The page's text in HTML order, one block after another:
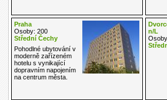
Praha
Osoby: 200
Střední Čechy
Pohodlné ubytování v
moderně zařízeném
hotelu s vynikající
dopravním napojením
na centrum města.
n/L